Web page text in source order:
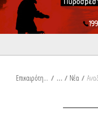
Επικαιρότητα / Νέα /